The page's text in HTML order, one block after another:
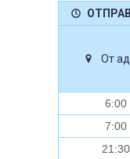
От
6:00
7:00
21:30